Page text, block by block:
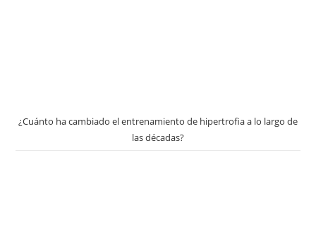
¿Cuánto ha cambiado el entrenamiento de hipertrofia a lo largo de
las décadas?